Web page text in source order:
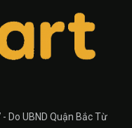
Do UBND Quận Bắc Từ